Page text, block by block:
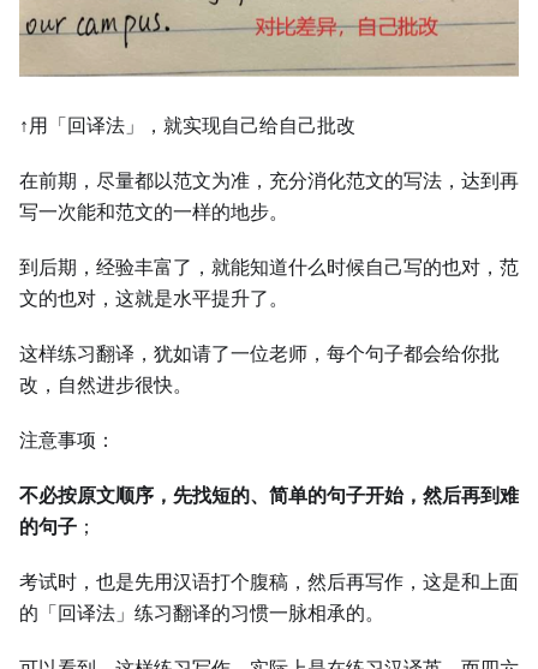
↑用「回译法」，就实现自己给自己批改
在前期，尽量都以范文为准，充分消化范文的写法，达到再
写一次能和范文的一样的地步。
到后期，经验丰富了，就能知道什么时候自己写的也对，范
文的也对，这就是水平提升了。
这样练习翻译，犹如请了一位老师，每个句子都会给你批
改，自然进步很快。
注意事项：
不必按原文顺序，先找短的、简单的句子开始，然后再到难
的句子 ；
考试时，也是先用汉语打个腹稿，然后再写作，这是和上面
的「回译法」练习翻译的习惯一脉相承的。